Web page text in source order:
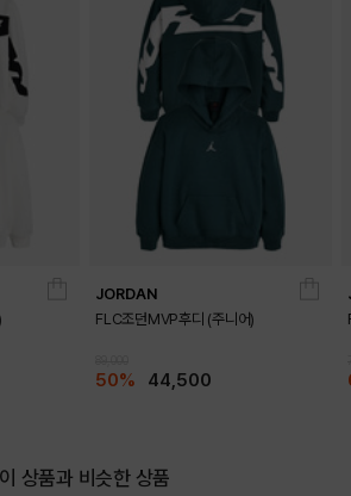
JORDAN
FLC조던MVP후디 (주니어)
50% 44,500
이 상품과 비슷한 상품